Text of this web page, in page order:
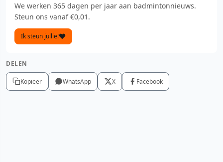
We werken 365 dagen per jaar aan badmintonnieuws.
Steun ons vanaf €0,01.
Ik steun jullie!
DELEN
Kopieer WhatsApp X Facebook